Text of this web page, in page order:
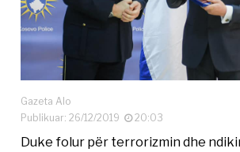
Gazeta Alo
Publikuar: 26/12/2019
20:03
Duke folur për terrorizmin dhe